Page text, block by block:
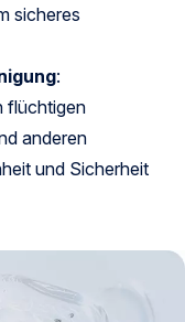
sicheres
:
flüchtigen
anderen
und Sicherheit